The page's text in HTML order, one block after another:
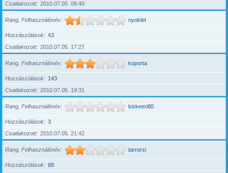
Csatlakozott
2010.07.05. 09:40
Rang, Felhasználónév nyoklet
Hozzászólások
43
Csatlakozott
2010.07.05. 17:27
Rang, Felhasználónév koporta
Hozzászólások
143
Csatlakozott
2010.07.05. 19:31
Rang, Felhasználónév kiskeeri80
Hozzászólások
3
Csatlakozott
2010.07.05. 21:42
Rang, Felhasználónév tarrorsi
Hozzászólások
68